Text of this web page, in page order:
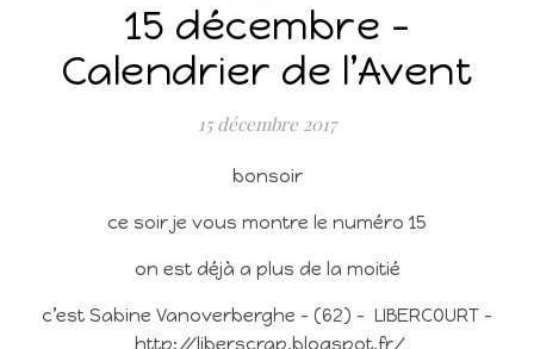
15 décembre –
Calendrier de l’Avent
15 décembre 2017
bonsoir
ce soir je vous montre le numéro 15
on est déjà a plus de la moitié
c’est Sabine Vanoverberghe – (62) – LIBERCOURT –
http://liberscrap.blogspot.fr/